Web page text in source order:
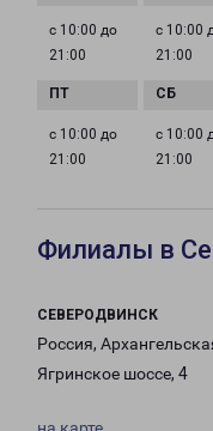
с 10:00 до
21:00
с 10:00
21:00
с 10:00 до
21:00
с 10:00
21:00
Филиалы в
СЕВЕРОДВИНСК
Россия,
Ягринское шоссе, 4